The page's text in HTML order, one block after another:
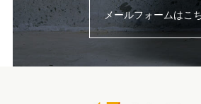
メールフォームはこ